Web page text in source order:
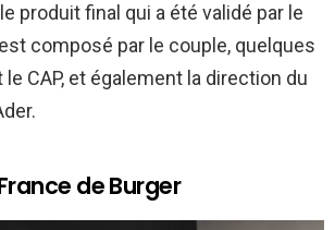
le produit final qui a été validé par le
composé par le couple, quelques
CAP, et également la direction du
de Burger